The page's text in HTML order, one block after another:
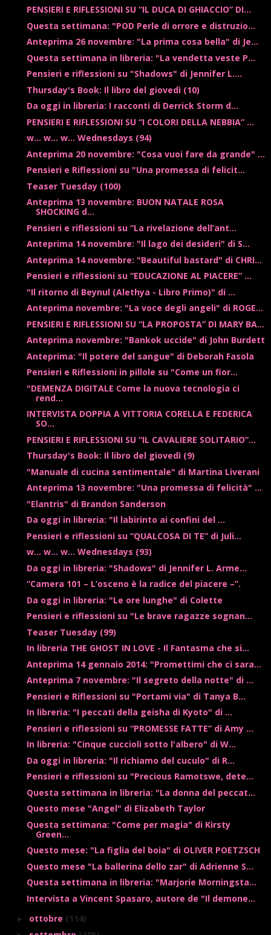
PENSIERI E RIFLESSIONI SU “IL DUCA DI GHIACCIO” DI...
Questa settimana: "POD Perle di orrore e distruzio...
Anteprima 26 novembre: "La prima cosa bella" di Je...
Questa settimana in libreria: "La vendetta veste P...
Pensieri e riflessioni su "Shadows" di Jennifer L....
Thursday's Book: Il libro del giovedì (10)
Da oggi in libreria: I racconti di Derrick Storm d...
PENSIERI E RIFLESSIONI SU “I COLORI DELLA NEBBIA” ...
w... w... w... Wednesdays (94)
Anteprima 20 novembre: "Cosa vuoi fare da grande" ...
Pensieri e Riflessioni su "Una promessa di felicit...
Teaser Tuesday (100)
Anteprima 13 novembre: BUON NATALE ROSA
SHOCKING d...
Pensieri e riflessioni su “La rivelazione dell’ant...
Anteprima 14 novembre: "Il lago dei desideri" di S...
Anteprima 14 novembre: "Beautiful bastard" di CHRI...
Pensieri e riflessioni su “EDUCAZIONE AL PIACERE” ...
"Il ritorno di Beynul (Alethya - Libro Primo)" di ...
Anteprima novembre: "La voce degli angeli" di ROGE...
PENSIERI E RIFLESSIONI SU “LA PROPOSTA” DI MARY BA...
Anteprima novembre: "Bankok uccide" di John Burdett
Anteprima: "Il potere del sangue" di Deborah Fasola
Pensieri e Riflessioni in pillole su "Come un fior...
"DEMENZA DIGITALE Come la nuova tecnologia ci
rend...
INTERVISTA DOPPIA A VITTORIA CORELLA E FEDERICA
SO...
PENSIERI E RIFLESSIONI SU “IL CAVALIERE SOLITARIO”...
Thursday's Book: Il libro del giovedì (9)
"Manuale di cucina sentimentale" di Martina Liverani
Anteprima 13 novembre: "Una promessa di felicità" ...
"Elantris" di Brandon Sanderson
Da oggi in libreria: "Il labirinto ai confini del ...
Pensieri e riflessioni su “QUALCOSA DI TE” di Juli...
w... w... w... Wednesdays (93)
Da oggi in libreria: "Shadows" di Jennifer L. Arme...
“Camera 101 – L’osceno è la radice del piacere –”.
Da oggi in libreria: "Le ore lunghe" di Colette
Pensieri e riflessioni su "Le brave ragazze sognan...
Teaser Tuesday (99)
In libreria THE GHOST IN LOVE - Il Fantasma che si...
Anteprima 14 gennaio 2014: "Promettimi che ci sara...
Anteprima 7 novembre: "Il segreto della notte" di ...
Pensieri e Riflessioni su "Portami via" di Tanya B...
In libreria: "I peccati della geisha di Kyoto" di ...
Pensieri e riflessioni su “PROMESSE FATTE” di Amy ...
In libreria: "Cinque cuccioli sotto l'albero" di W...
Da oggi in libreria: "Il richiamo del cuculo" di R...
Pensieri e riflessioni su "Precious Ramotswe, dete...
Questa settimana in libreria: "La donna del peccat...
Questo mese "Angel" di Elizabeth Taylor
Questa settimana: "Come per magia" di Kirsty
Green...
Questo mese: "La figlia del boia" di OLIVER POETZSCH
Questo mese "La ballerina dello zar" di Adrienne S...
Questa settimana in libreria: "Marjorie Morningsta...
Intervista a Vincent Spasaro, autore de "Il demone...
► ottobre (114)